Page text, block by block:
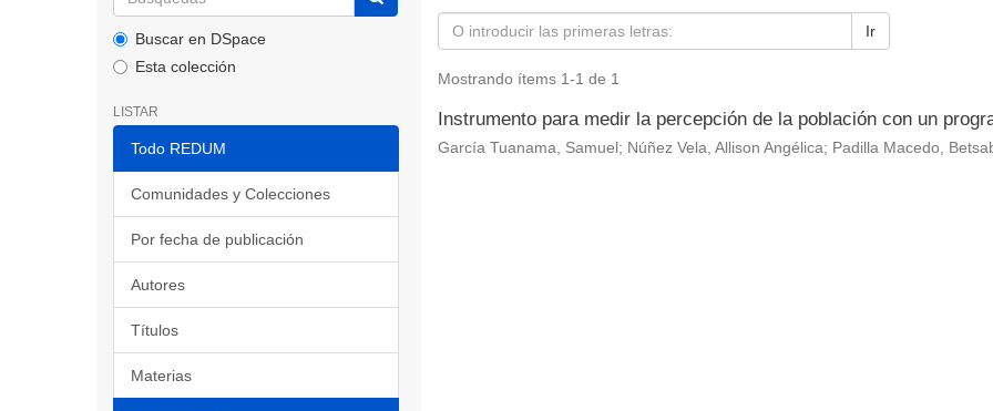
Buscar en DSpace
Esta colección
LISTAR
Todo REDUM
Comunidades y Colecciones
Por fecha de publicación
Autores
Títulos
Materias
Ir
Mostrando ítems 1-1 de 1
Instrumento para medir la percepción de la población con un
García Tuanama, Samuel; Núñez Vela, Allison Angélica; Padilla Macedo,